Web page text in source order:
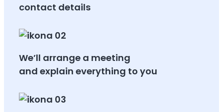
contact details
We’ll arrange a meeting
and explain everything to you